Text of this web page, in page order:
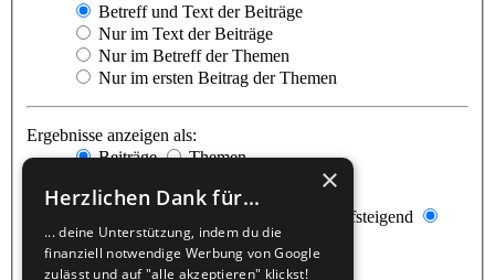
Betreff und Text der Beiträge
Nur im Text der Beiträge
Nur im Betreff der Themen
Nur im ersten Beitrag der Themen
Ergebnisse anzeigen als:
Beiträge
Themen
Ergebnisse sortieren nach:
Aufsteigend
Absteigend
Suchzeitraum begrenzen:
×
Herzlichen Dank für...
... deine Unterstützung, indem du die
finanziell notwendige Werbung von Google
zulässt und auf "alle akzeptieren" klickst!